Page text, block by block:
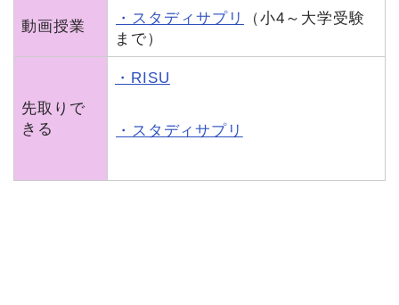
動画授業 ・スタディサプリ
（小4～大学受験
まで）
先取りで
きる
・RISU
・スタディサプリ